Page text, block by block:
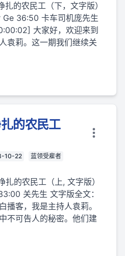
扎的农民工（下，文字版）
36:50 卡车司机庞先生
大家好，欢迎来到
袁莉。这一期我们继续关
的农民工
10-22
蓝领受雇者
扎的农民工（上, 文字版）
关先生 文字版全文：
播客，我是主持人袁莉。
不可告人的秘密。他们建